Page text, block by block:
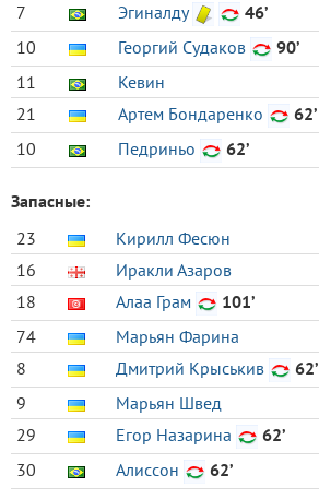
7
Эгиналду
46’
10
Георгий Судаков
90’
11
Кевин
21
Артем Бондаренко
62’
10
Педриньо 62’
Запасные:
23
Кирилл Фесюн
16
Иракли Азаров
18
Алаа Грам
101’
74
Марьян Фарина
8
Дмитрий Крыськив
62’
9
Марьян Швед
29
Егор Назарина
62’
30
Алиссон
62’